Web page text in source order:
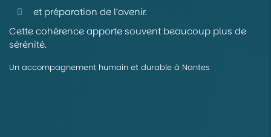
et préparation de l’avenir.
Cette cohérence apporte souvent beaucoup plus de
sérénité.
Un accompagnement humain et durable à Nantes